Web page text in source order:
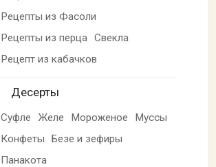
Рецепты из Фасоли
Рецепты из перца Свекла
Рецепт из кабачков
Десерты
Суфле Желе Мороженое
Муссы
Конфеты
Безе и зефиры
Панакота